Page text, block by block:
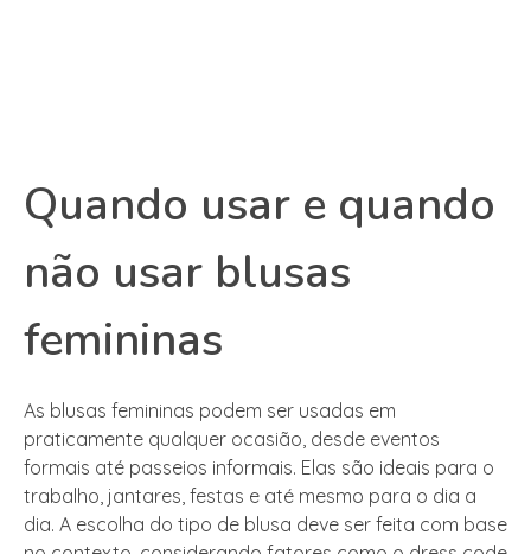
Quando usar e quando
não usar blusas
femininas
As blusas femininas podem ser usadas em
praticamente qualquer ocasião, desde eventos
formais até passeios informais. Elas são ideais para o
trabalho, jantares, festas e até mesmo para o dia a
dia. A escolha do tipo de blusa deve ser feita com base